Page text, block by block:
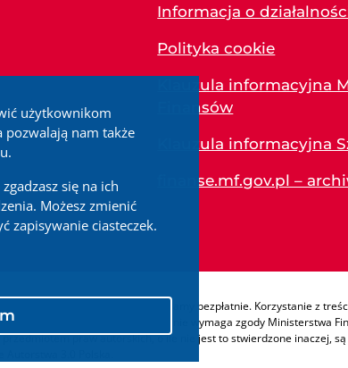
użytkownikom
pozwalają nam także
się na ich
Możesz zmienić
zapisywanie ciasteczek.
Informacja o
Polityka cookie
Klauzula informacyjna
Finansów
Klauzula informacyjna
finanse.mf.gov.pl –
zamieszczone w serwisie udostępniamy bezpłatnie. Korzystanie z
od celu i sposobu korzystania, nie wymaga zgody Ministerstwa
praw autorskich, o ile nie jest to stwierdzone inaczej,